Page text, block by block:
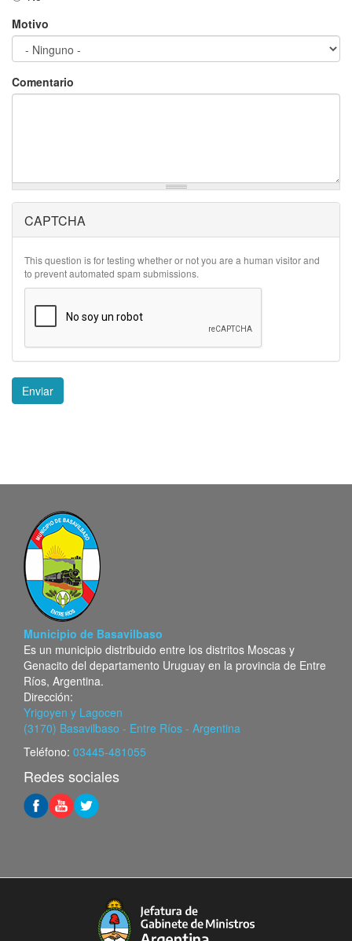
Motivo
Comentario
CAPTCHA
This question is for testing whether or not you are a human visitor and
to prevent automated spam submissions.
Enviar
Municipio de Basavilbaso
Es un municipio distribuido entre los distritos Moscas y
Genacito del departamento Uruguay en la provincia de Entre
Ríos, Argentina.
Dirección:
Yrigoyen y Lagocen
(3170) Basavilbaso - Entre Ríos - Argentina
Teléfono: 03445-481055
Redes sociales